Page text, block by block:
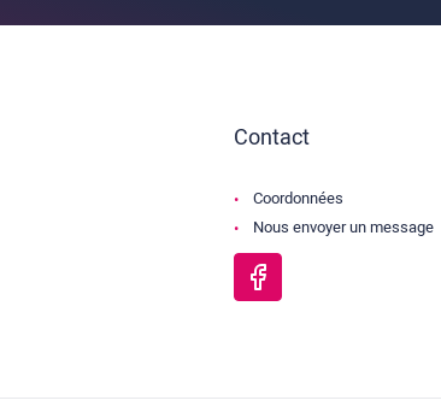
Contact
Coordonnées
Nous envoyer un message